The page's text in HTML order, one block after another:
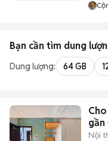
Bạn cần tìm dung
Dung lượng: 64 GB
gần
Nội